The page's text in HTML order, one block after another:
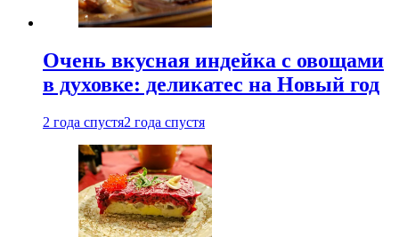
Очень вкусная индейка с овощами
в духовке: деликатес на Новый год
2 года спустя2 года спустя